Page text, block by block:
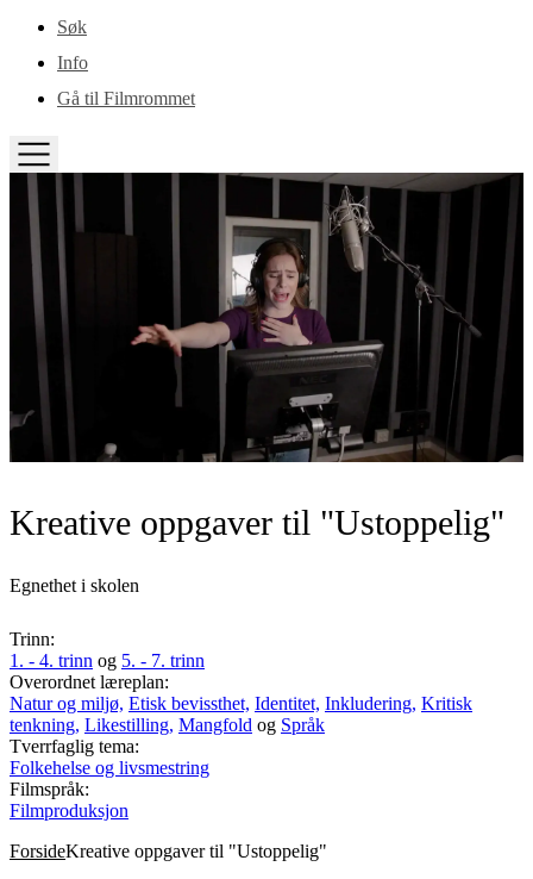
Gå til hovedinnhold
Søk
Info
Gå til Filmrommet
TOGGLE
Kreative oppgaver til "Ustoppelig"
Egnethet i skolen
Trinn:
1. - 4. trinn og 5. - 7. trinn
Overordnet læreplan:
Natur og miljø, Etisk bevissthet, Identitet, Inkludering, Kritisk
tenkning, Likestilling, Mangfold og Språk
Tverrfaglig tema:
Folkehelse og livsmestring
Filmspråk:
Filmproduksjon
ForsideKreative oppgaver til "Ustoppelig"